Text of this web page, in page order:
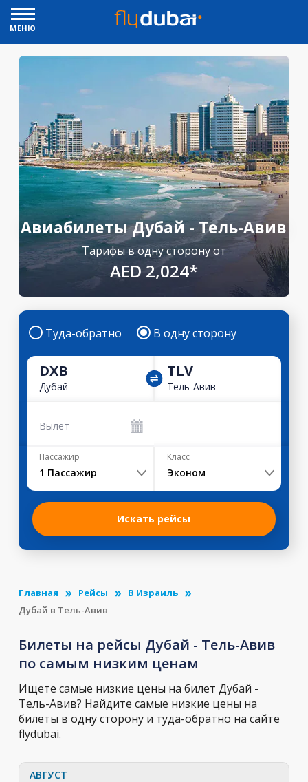
МЕНЮ
Авиабилеты Дубай - Тель-Авив
Тарифы в одну сторону от
AED 2,024*
Туда-обратно В одну сторону
DXB
Дубай
TLV
Тель-Авив
Вылет
Пассажир
1 Пассажир
Класс
Эконом
Искать рейсы
Главная Рейсы
В Израиль
Дубай в Тель-Авив
Билеты на рейсы Дубай - Тель-Авив
по самым низким ценам
Ищете самые низкие цены на билет Дубай -
Тель-Авив? Найдите самые низкие цены на
билеты в одну сторону и туда-обратно на сайте
flydubai.
АВГУСТ